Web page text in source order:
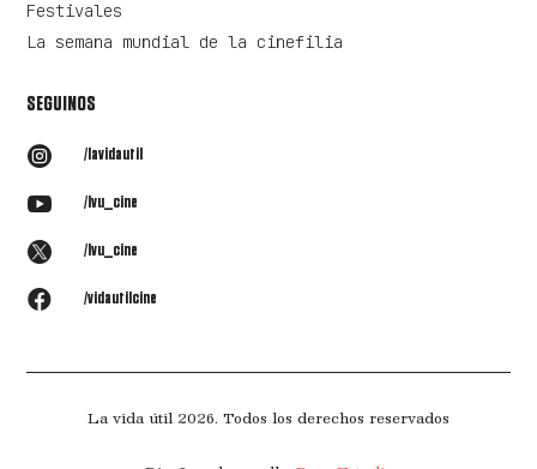
Festivales
La semana mundial de la cinefilia
SEGUINOS
 /lavidautil
 /lvu_cine
 /lvu_cine
 /vidautilcine
La vida útil 2026. Todos los derechos reservados